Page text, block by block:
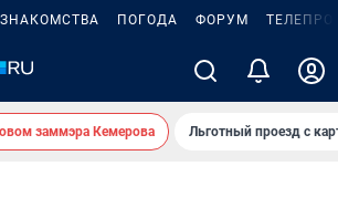
ЗНАКОМСТВА ПОГОДА ФОРУМ
заммэра Кемерова Льготный проезд с